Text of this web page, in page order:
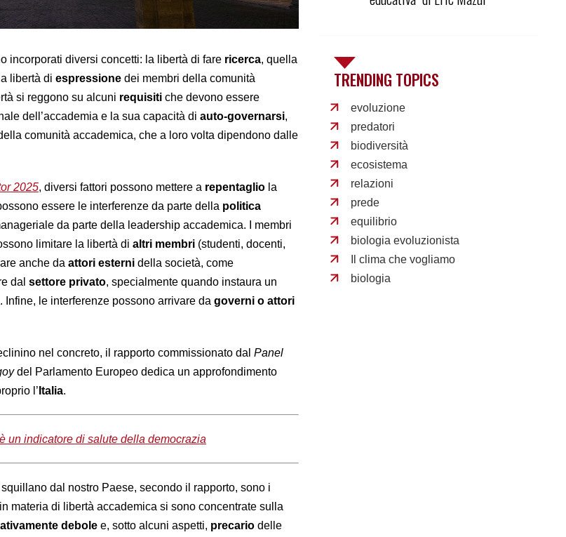
incorporati diversi concetti: la libertà di fare ricerca, quella
libertà di espressione dei membri della comunità
si reggono su alcuni requisiti che devono essere
dell’accademia e la sua capacità di auto-governarsi,
comunità accademica, che a loro volta dipendono dalle
2025, diversi fattori possono mettere a repentaglio la
essere le interferenze da parte della politica
da parte della leadership accademica. I membri
limitare la libertà di altri membri (studenti, docenti,
anche da attori esterni della società, come
dal settore privato, specialmente quando instaura un
le interferenze possono arrivare da governi o attori
nel concreto, il rapporto commissionato dal Panel
del Parlamento Europeo dedica un approfondimento
l’ Italia.
un indicatore di salute della democrazia
dal nostro Paese, secondo il rapporto, sono i
materia di libertà accademica si sono concentrate sulla
debole e, sotto alcuni aspetti, precario delle
TRENDING TOPICS
evoluzione
predatori
biodiversità
ecosistema
relazioni
prede
equilibrio
biologia evoluzionista
Il clima che vogliamo
biologia